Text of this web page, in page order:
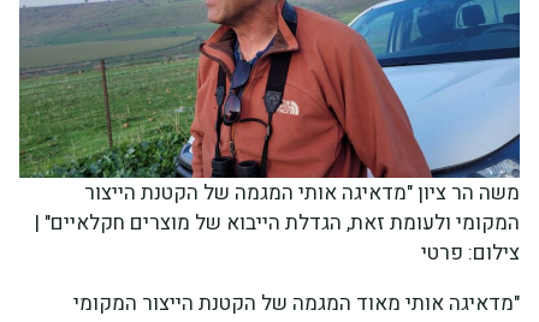
משה הר ציון "מדאיגה אותי המגמה של הקטנת הייצור
המקומי ולעומת זאת, הגדלת הייבוא של מוצרים חקלאיים" |
צילום: פרטי
"מדאיגה אותי מאוד המגמה של הקטנת הייצור המקומי